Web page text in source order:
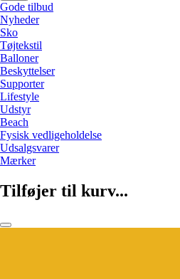
Gode tilbud
Nyheder
Sko
Tøjtekstil
Balloner
Beskyttelser
Supporter
Lifestyle
Udstyr
Beach
Fysisk vedligeholdelse
Udsalgsvarer
Mærker
Tilføjer til kurv...